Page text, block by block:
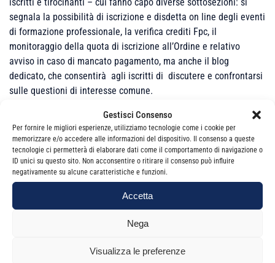
Gestisci Consenso
Per fornire le migliori esperienze, utilizziamo tecnologie come i cookie per
memorizzare e/o accedere alle informazioni del dispositivo. Il consenso a queste
tecnologie ci permetterà di elaborare dati come il comportamento di navigazione o
ID unici su questo sito. Non acconsentire o ritirare il consenso può influire
negativamente su alcune caratteristiche e funzioni.
Accetta
Nega
Visualizza le preferenze
segnala la possibilità di iscrizione e disdetta on line degli eventi
di formazione professionale, la verifica crediti Fpc, il
monitoraggio della quota di iscrizione all’Ordine e relativo
avviso in caso di mancato pagamento, ma anche il blog
dedicato, che consentirà agli iscritti di discutere e confrontarsi
sulle questioni di interesse comune.
Ti verrà trasmessa a breve una nostra e-mail contenente la
password e istruzioni per effettuare il primo accesso all’area
riservata.
Non resta che augurarTi buona navigazione.
Cordiali saluti
Il Presidente